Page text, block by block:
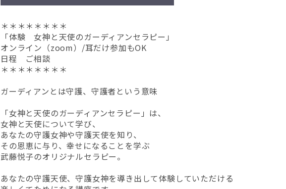
スピリチュアル
瞑想（メディテーション）
クリスタル
ラブ＆ライフ
＊＊＊＊＊＊＊＊
「体験 女神と天使のガーディアンセラピー」
オンライン（zoom）/耳だけ参加もOK
日程 ご相談
＊＊＊＊＊＊＊＊
ガーディアンとは守護、守護者という意味
「女神と天使のガーディアンセラピー」は、
女神と天使について学び、
あなたの守護女神や守護天使を知り、
その恩恵に与り、幸せになることを学ぶ
武藤悦子のオリジナルセラピー。
あなたの守護天使、守護女神を導き出して体験していただける